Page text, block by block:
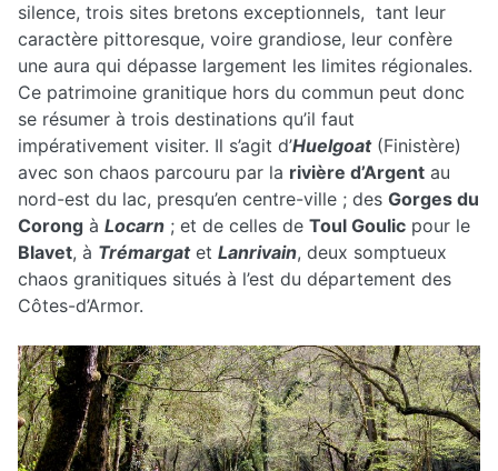
silence, trois sites bretons exceptionnels, tant leur
caractère pittoresque, voire grandiose, leur confère
une aura qui dépasse largement les limites régionales.
Ce patrimoine granitique hors du commun peut donc
se résumer à trois destinations qu’il faut
impérativement visiter. Il s’agit d’Huelgoat(Finistère)
avec son chaos parcouru par la rivière d’Argent au
nord-est du lac, presqu’en centre-ville ; des Gorges du
Corong à Locarn ; et de celles de Toul Goulic pour le
Blavet, à Trémargatet Lanrivain, deux somptueux
chaos granitiques situés à l’est du département des
Côtes-d’Armor.